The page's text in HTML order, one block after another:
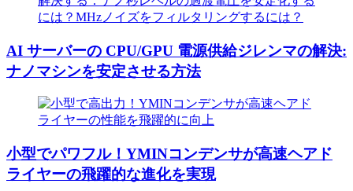
AI サーバーの CPU/GPU 電源供給ジレンマの解決:
ナノマシンを安定させる方法
小型でパワフル！YMINコンデンサが高速ヘアド
ライヤーの飛躍的な進化を実現